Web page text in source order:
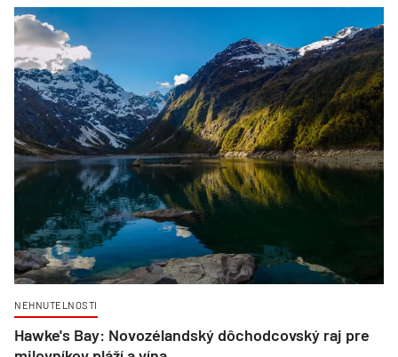
NEHNUTELNOSTI
Hawke's Bay: Novozélandský dôchodcovský raj pre